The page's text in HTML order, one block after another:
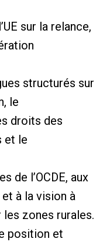
sur la relance,
structurés sur
le
droits des
et le
de l’OCDE, aux
à la vision à
les zones rurales.
position et